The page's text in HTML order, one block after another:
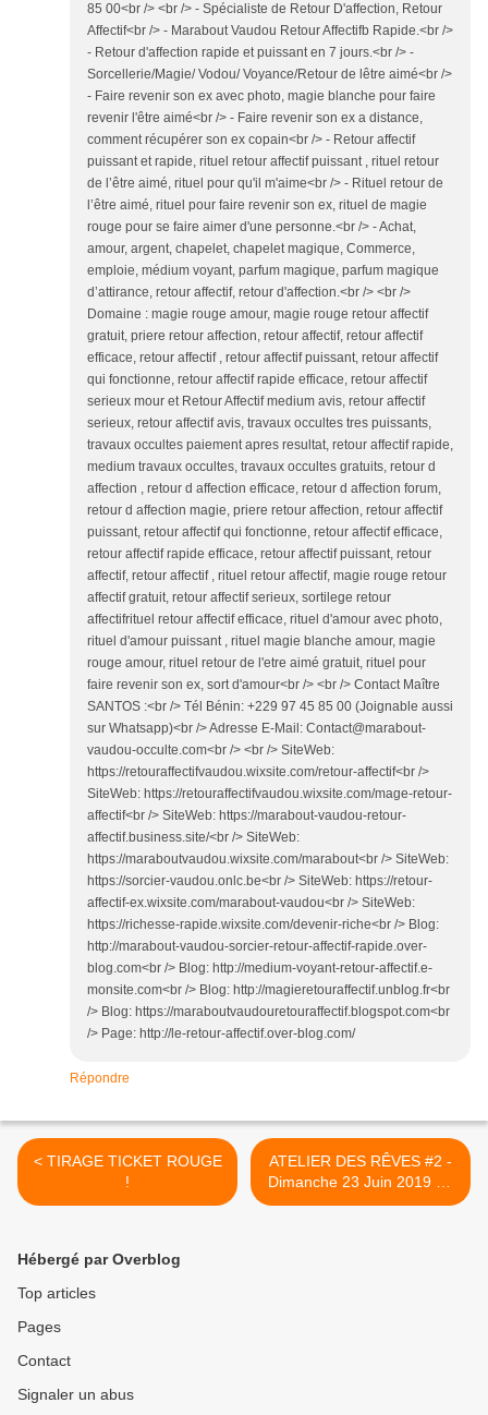
85 00<br /> <br /> - Spécialiste de Retour D'affection, Retour
Affectif<br /> - Marabout Vaudou Retour Affectifb Rapide.<br />
- Retour d'affection rapide et puissant en 7 jours.<br /> -
Sorcellerie/Magie/ Vodou/ Voyance/Retour de lêtre aimé<br />
- Faire revenir son ex avec photo, magie blanche pour faire
revenir l'être aimé<br /> - Faire revenir son ex a distance,
comment récupérer son ex copain<br /> - Retour affectif
puissant et rapide, rituel retour affectif puissant , rituel retour
de l’être aimé, rituel pour qu'il m'aime<br /> - Rituel retour de
l’être aimé, rituel pour faire revenir son ex, rituel de magie
rouge pour se faire aimer d'une personne.<br /> - Achat,
amour, argent, chapelet, chapelet magique, Commerce,
emploie, médium voyant, parfum magique, parfum magique
d’attirance, retour affectif, retour d'affection.<br /> <br />
Domaine : magie rouge amour, magie rouge retour affectif
gratuit, priere retour affection, retour affectif, retour affectif
efficace, retour affectif , retour affectif puissant, retour affectif
qui fonctionne, retour affectif rapide efficace, retour affectif
serieux mour et Retour Affectif medium avis, retour affectif
serieux, retour affectif avis, travaux occultes tres puissants,
travaux occultes paiement apres resultat, retour affectif rapide,
medium travaux occultes, travaux occultes gratuits, retour d
affection , retour d affection efficace, retour d affection forum,
retour d affection magie, priere retour affection, retour affectif
puissant, retour affectif qui fonctionne, retour affectif efficace,
retour affectif rapide efficace, retour affectif puissant, retour
affectif, retour affectif , rituel retour affectif, magie rouge retour
affectif gratuit, retour affectif serieux, sortilege retour
affectifrituel retour affectif efficace, rituel d'amour avec photo,
rituel d'amour puissant , rituel magie blanche amour, magie
rouge amour, rituel retour de l'etre aimé gratuit, rituel pour
faire revenir son ex, sort d'amour<br /> <br /> Contact Maître
SANTOS :<br /> Tél Bénin: +229 97 45 85 00 (Joignable aussi
sur Whatsapp)<br /> Adresse E-Mail: Contact@marabout-
vaudou-occulte.com<br /> <br /> SiteWeb:
https://retouraffectifvaudou.wixsite.com/retour-affectif<br />
SiteWeb: https://retouraffectifvaudou.wixsite.com/mage-retour-
affectif<br /> SiteWeb: https://marabout-vaudou-retour-
affectif.business.site/<br /> SiteWeb:
https://maraboutvaudou.wixsite.com/marabout<br /> SiteWeb:
https://sorcier-vaudou.onlc.be<br /> SiteWeb: https://retour-
affectif-ex.wixsite.com/marabout-vaudou<br /> SiteWeb:
https://richesse-rapide.wixsite.com/devenir-riche<br /> Blog:
http://marabout-vaudou-sorcier-retour-affectif-rapide.over-
blog.com<br /> Blog: http://medium-voyant-retour-affectif.e-
monsite.com<br /> Blog: http://magieretouraffectif.unblog.fr<br
/> Blog: https://maraboutvaudouretouraffectif.blogspot.com<br
/> Page: http://le-retour-affectif.over-blog.com/
Répondre
< TIRAGE TICKET ROUGE
!
ATELIER DES RÊVES #2 -
Dimanche 23 Juin 2019 de
16h00 à 19h00 ... >
Hébergé par Overblog
Top articles
Pages
Contact
Signaler un abus